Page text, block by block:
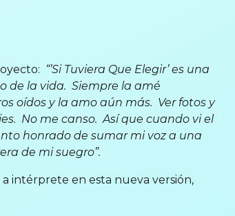
“’Si Tuviera Que Elegir’ es una
de la vida. Siempre la amé
oídos y la amo aún más. Ver fotos y
No me canso. Así que cuando vi el
honrado de sumar mi voz a una
de mi suegro”.
intérprete en esta nueva versión,